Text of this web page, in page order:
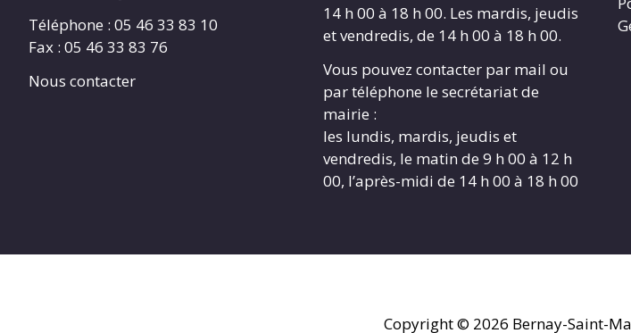
Téléphone : 05 46 33 83 10
Fax : 05 46 33 83 76
Nous contacter
14 h 00 à 18 h 00. Les mardis, jeudis
et vendredis, de 14 h 00 à 18 h 00.
Vous pouvez contacter par mail ou
par téléphone le secrétariat de
mairie :
les lundis, mardis, jeudis et
vendredis, le matin de 9 h 00 à 12 h
00, l’après-midi de 14 h 00 à 18 h 00
Copyright © 2026 Bernay-Saint-